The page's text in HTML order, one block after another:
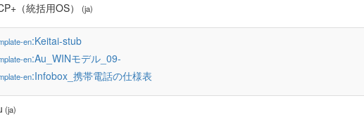
（統括用OS） (ja)
en:Keitai-stub
en:Au_WINモデル_09-
en:Infobox_携帯電話の仕様表
(ja)